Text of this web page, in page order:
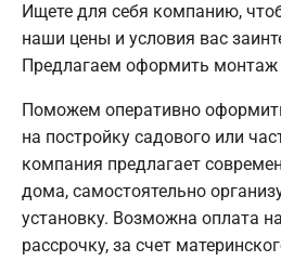
Ищете для себя компанию,
наши цены и условия вас
Предлагаем оформить
Поможем оперативно
на постройку садового или
компания предлагает
дома, самостоятельно
установку. Возможна оплата
рассрочку, за счет